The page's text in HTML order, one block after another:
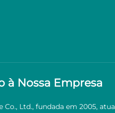
à Nossa Empresa
Co., Ltd., fundada em 2005, atua